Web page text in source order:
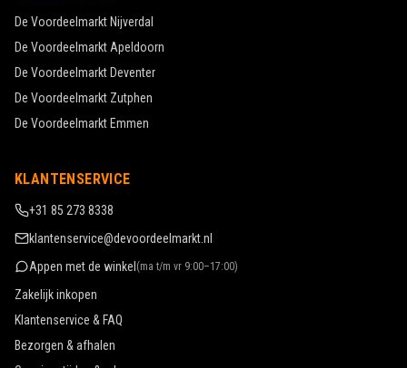
De Voordeelmarkt Nijverdal
De Voordeelmarkt Apeldoorn
De Voordeelmarkt Deventer
De Voordeelmarkt Zutphen
De Voordeelmarkt Emmen
KLANTENSERVICE
+31 85 273 8338
klantenservice@devoordeelmarkt.nl
Appen met de winkel (ma t/m vr 9:00–17:00)
Zakelijk inkopen
Klantenservice & FAQ
Bezorgen & afhalen